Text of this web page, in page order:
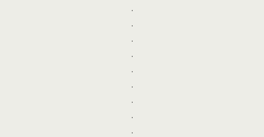
.
.
.
.
.
.
.
.
.